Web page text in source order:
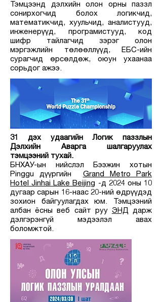
Тэмцээнд дэлхийн олон орны паззл
сонирхогчид болох логикчид,
математикчид, хуульчид, аналистууд,
инженерүүд, програмистууд, код
шифр тайлагчид зэрэг олон
мэргэжлийн төлөөллүүд, ЕБС-ийн
сурагчид өрсөлдөж, оюун ухаанаа
сорьдог ажээ.
31 дэх удаагийн Логик паззлын
Дэлхийн Аварга шалгаруулах
тэмцээний тухай.
БНХАУ-ын нийслэл Бээжин хотын
Pinggu дүүргийн Grand Metro Park
Hotel Jinhai Lake Beijing -д 2024 оны 10
дугаар сарын 16-наас 20-ний өдрүүдэд
зохион байгуулагдах юм. Тэмцээний
албан ёсны веб сайт руу ЭНД дарж
дэлгэрэнгүй мэдээлэл авах
боломжтой.